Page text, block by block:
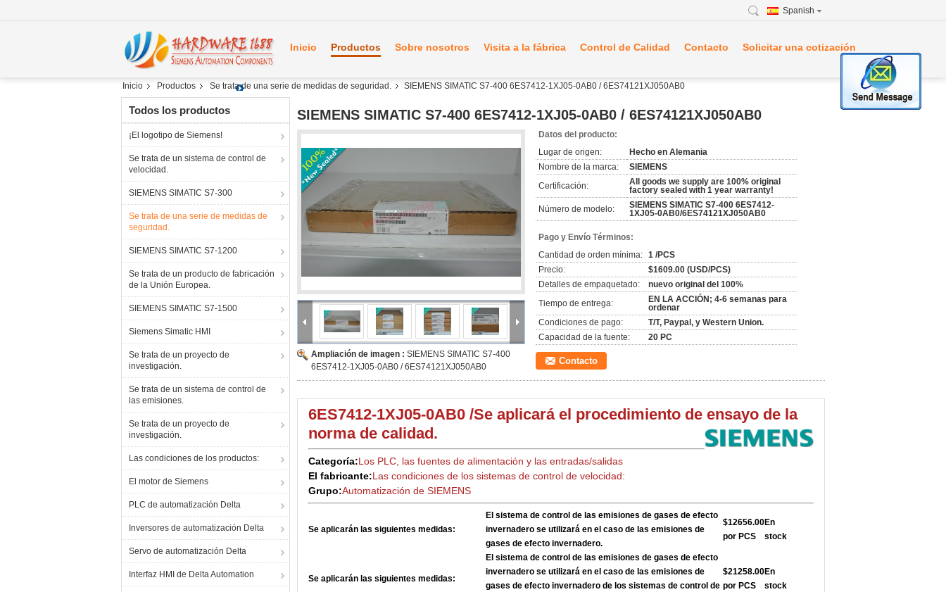
Spanish
Inicio Productos Sobre nosotros Visita a la fábrica Control de Calidad Contacto Solicitar una cotización
Inicio Productos Se trata de una serie de medidas de seguridad. SIEMENS SIMATIC S7-400 6ES7412-1XJ05-0AB0 / 6ES74121XJ050AB0
Todos los productos
¡El logotipo de Siemens!
Se trata de un sistema de control de
velocidad.
SIEMENS SIMATIC S7-300
Se trata de una serie de medidas de
seguridad.
SIEMENS SIMATIC S7-1200
Se trata de un producto de fabricación
de la Unión Europea.
SIEMENS SIMATIC S7-1500
Siemens Simatic HMI
Se trata de un proyecto de
investigación.
Se trata de un sistema de control de
las emisiones.
Se trata de un proyecto de
investigación.
Las condiciones de los productos:
El motor de Siemens
PLC de automatización Delta
Inversores de automatización Delta
Servo de automatización Delta
Interfaz HMI de Delta Automation
SIEMENS SIMATIC S7-400 6ES7412-1XJ05-0AB0 / 6ES74121XJ050AB0
Ampliación de imagen : SIEMENS SIMATIC S7-400
6ES7412-1XJ05-0AB0 / 6ES74121XJ050AB0
Datos del producto:
Lugar de origen:
Hecho en Alemania
Nombre de la marca:
SIEMENS
Certificación:
All goods we supply are 100% original
factory sealed with 1 year warranty!
Número de modelo:
SIEMENS SIMATIC S7-400 6ES7412-
1XJ05-0AB0/6ES74121XJ050AB0
Pago y Envío Términos:
Cantidad de orden mínima: 1 /PCS
Precio:
$1609.00 (USD/PCS)
Detalles de empaquetado:
nuevo original del 100%
Tiempo de entrega:
EN LA ACCIÓN; 4-6 semanas para
ordenar
Condiciones de pago:
T/T, Paypal, y Western Union.
Capacidad de la fuente:
20 PC
Contacto
6ES7412-1XJ05-0AB0 /Se aplicará el procedimiento de ensayo de la
norma de calidad.
Categoría:Los PLC, las fuentes de alimentación y las entradas/salidas
El fabricante:Las condiciones de los sistemas de control de velocidad:
Grupo:Automatización de SIEMENS
Se aplicarán las siguientes medidas:
El sistema de control de las emisiones de gases de efecto
invernadero se utilizará en el caso de las emisiones de
gases de efecto invernadero.
$12656.00
por PCS
En
stock
Se aplicarán las siguientes medidas:
El sistema de control de las emisiones de gases de efecto
invernadero se utilizará en el caso de las emisiones de
gases de efecto invernadero de los sistemas de control de
$21258.00
por PCS
En
stock